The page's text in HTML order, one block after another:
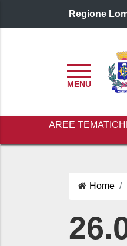
Regione
AREE
Home